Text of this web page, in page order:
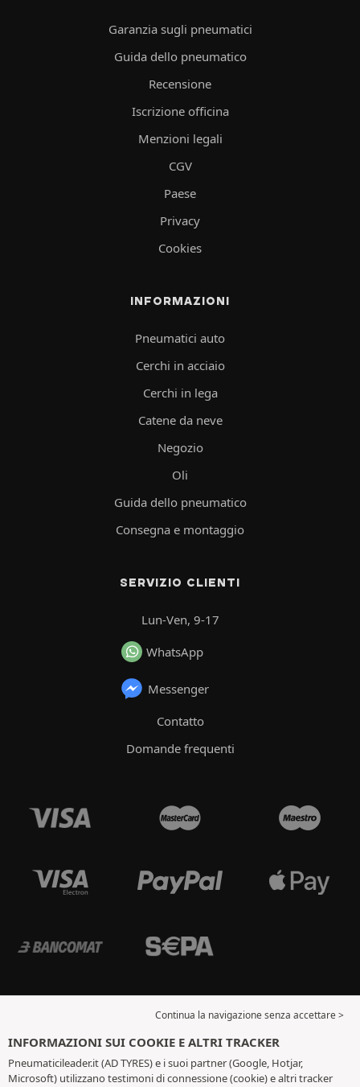
Garanzia sugli pneumatici
Guida dello pneumatico
Recensione
Iscrizione officina
Menzioni legali
CGV
Paese
Privacy
Cookies
INFORMAZIONI
Pneumatici auto
Cerchi in acciaio
Cerchi in lega
Catene da neve
Negozio
Oli
Guida dello pneumatico
Consegna e montaggio
SERVIZIO CLIENTI
Lun-Ven, 9-17
WhatsApp
Messenger
Contatto
Domande frequenti
Continua la navigazione senza accettare >
INFORMAZIONI SUI COOKIE E ALTRI TRACKER
Pneumaticileader.it (AD TYRES) e i suoi partner (Google, Hotjar,
Microsoft) utilizzano testimoni di connessione (cookie) e altri tracker